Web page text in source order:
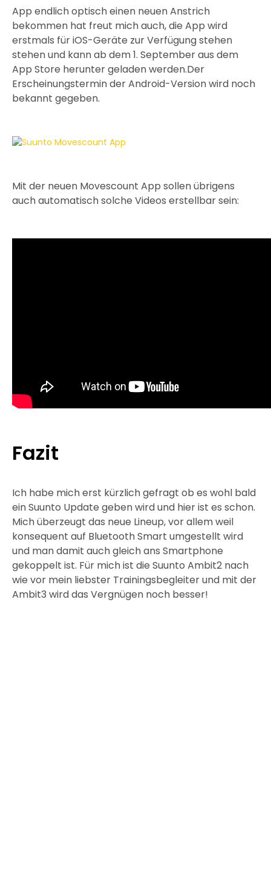
App endlich optisch einen neuen Anstrich
bekommen hat freut mich auch, die App wird
erstmals für iOS-Geräte zur Verfügung stehen
stehen und kann ab dem 1. September aus dem
App Store herunter geladen werden.Der
Erscheinungstermin der Android-Version wird noch
bekannt gegeben.
Mit der neuen Movescount App sollen übrigens
auch automatisch solche Videos erstellbar sein:
Fazit
Ich habe mich erst kürzlich gefragt ob es wohl bald
ein Suunto Update geben wird und hier ist es schon.
Mich überzeugt das neue Lineup, vor allem weil
konsequent auf Bluetooth Smart umgestellt wird
und man damit auch gleich ans Smartphone
gekoppelt ist. Für mich ist die Suunto Ambit2 nach
wie vor mein liebster Trainingsbegleiter und mit der
Ambit3 wird das Vergnügen noch besser!